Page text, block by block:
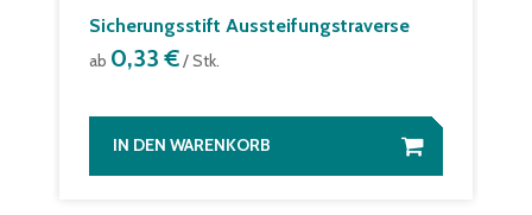
Sicherungsstift Aussteifungstraverse
ab 0,33 €/ Stk.
IN DEN WARENKORB